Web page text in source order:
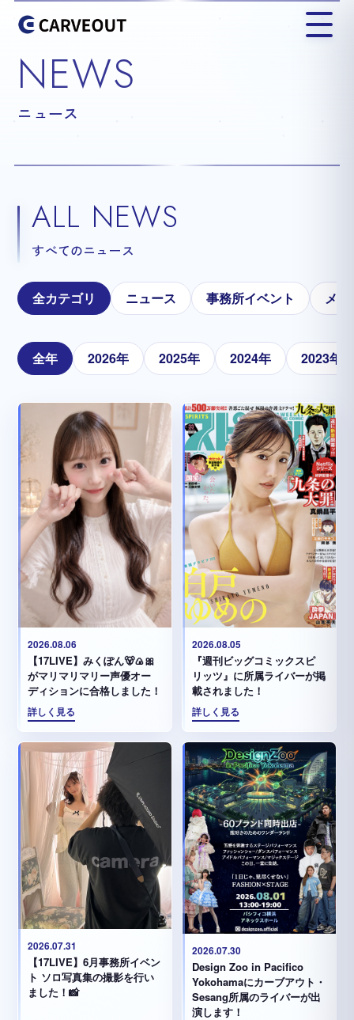
NEWS
ニュース
ALL NEWS
すべてのニュース
全カテゴリ ニュース 事務所イベント メ
全年 2026年 2025年 2024年 2023年
2026.08.06
【17LIVE】みくぽん🐻🍙🎀
がマリマリマリー声優オー
ディションに合格しました！
詳しく見る
2026.08.05
『週刊ビッグコミックスピ
リッツ』に所属ライバーが掲
載されました！
詳しく見る
2026.07.31
【17LIVE】6月事務所イベン
ト ソロ写真集の撮影を行い
ました！📸
2026.07.30
Design Zoo in Pacifico
Yokohamaにカーブアウト・
Sesang所属のライバーが出
演します！